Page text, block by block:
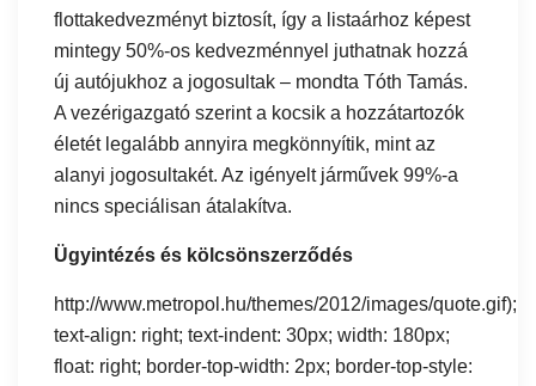
flottakedvezményt biztosít, így a listaárhoz képest
mintegy 50%-os kedvezménnyel juthatnak hozzá
új autójukhoz a jogosultak – mondta Tóth Tamás.
A vezérigazgató szerint a kocsik a hozzátartozók
életét legalább annyira megkönnyítik, mint az
alanyi jogosultakét. Az igényelt járművek 99%-a
nincs speciálisan átalakítva.
Ügyintézés és kölcsönszerződés
http://www.metropol.hu/themes/2012/images/quote.gif);
text-align: right; text-indent: 30px; width: 180px;
float: right; border-top-width: 2px; border-top-style: